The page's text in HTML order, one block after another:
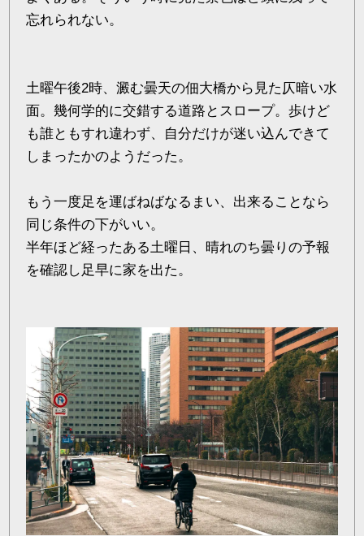
忘れられない。
土曜午後2時、澱む曇天の佃大橋から見た仄暗い水
面。幾何学的に交錯する道路とスロープ。歩けど
も誰ともすれ違わず、自分だけが迷い込んできて
しまったかのようだった。
もう一度足を運ばねばなるまい、出来ることなら
同じ条件の下がいい。
半年ほど経ったある土曜日、晴れのち曇りの予報
を確認し足早に家を出た。